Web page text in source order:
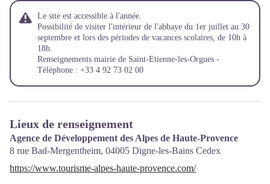
Le site est accessible à l'année.
Possibilité de visiter l'intérieur de l'abbaye du 1er juillet au 30
septembre et lors des périodes de vacances scolaires, de 10h à
18h.
Renseignements mairie de Saint-Etienne-les-Orgues -
Téléphone : +33 4 92 73 02 00
Lieux de renseignement
Agence de Développement des Alpes de Haute-Provence
8 rue Bad-Mergentheim, 04005 Digne-les-Bains Cedex
https://www.tourisme-alpes-haute-provence.com/